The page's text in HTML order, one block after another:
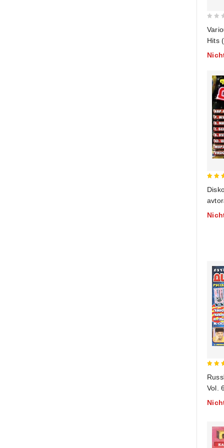
of
5
Hits
out
Vol. 6